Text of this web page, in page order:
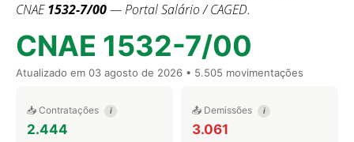
CNAE1532-7/00— Portal Salário / CAGED.
CNAE 1532-7/00
Atualizado em 03 agosto de 2026 • 5.505 movimentações
📥 Contratações i
2.444
📤 Demissões i
3.061